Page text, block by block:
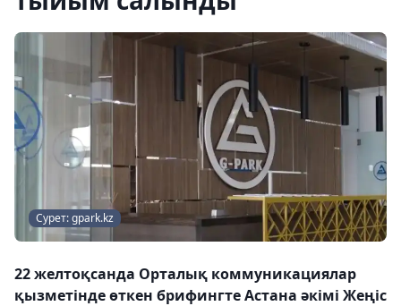
Сурет: gpark.kz
22 желтоқсанда Орталық коммуникациялар
қызметінде өткен брифингте Астана әкімі Жеңіс